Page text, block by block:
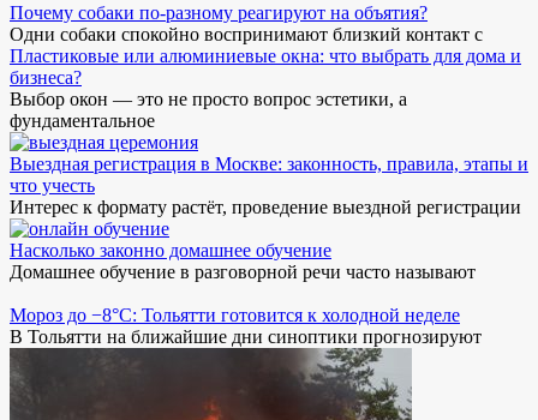
Почему собаки по-разному реагируют на объятия?
Одни собаки спокойно воспринимают близкий контакт с
Пластиковые или алюминиевые окна: что выбрать для дома и
бизнеса?
Выбор окон — это не просто вопрос эстетики, а
фундаментальное
Выездная регистрация в Москве: законность, правила, этапы и
что учесть
Интерес к формату растёт, проведение выездной регистрации
Насколько законно домашнее обучение
Домашнее обучение в разговорной речи часто называют
Мороз до −8°C: Тольятти готовится к холодной неделе
В Тольятти на ближайшие дни синоптики прогнозируют